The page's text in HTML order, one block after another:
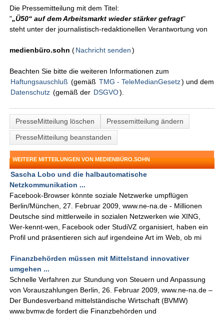
Die Pressemitteilung mit dem Titel:
"„Ü50“ auf dem Arbeitsmarkt wieder stärker gefragt"
steht unter der journalistisch-redaktionellen Verantwortung von
medienbüro.sohn (Nachricht senden )
Beachten Sie bitte die weiteren Informationen zum
Haftungsauschluß (gemäß TMG - TeleMedianGesetz) und dem
Datenschutz (gemäß der DSGVO).
PresseMitteilung löschen
Pressemitteilung ändern
PresseMitteilung beanstanden
WEITERE MITTEILUNGEN VON MEDIENBÜRO.SOHN
Sascha Lobo und die halbautomatische
Netzkommunikation ...
Facebook-Browser könnte soziale Netzwerke umpflügen
Berlin/München, 27. Februar 2009, www.ne-na.de - Millionen
Deutsche sind mittlerweile in sozialen Netzwerken wie XING,
Wer-kennt-wen, Facebook oder StudiVZ organisiert, haben ein
Profil und präsentieren sich auf irgendeine Art im Web, ob mi
Finanzbehörden müssen mit Mittelstand innovativer
umgehen ...
Schnelle Verfahren zur Stundung von Steuern und Anpassung
von Vorauszahlungen Berlin, 26. Februar 2009, www.ne-na.de –
Der Bundesverband mittelständische Wirtschaft (BVMW)
www.bvmw.de fordert die Finanzbehörden und